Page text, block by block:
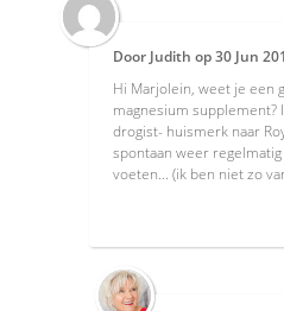
Door Judith op30 Jun
Hi Marjolein, weet je een
magnesium supplement?
drogist- huismerk naar
spontaan weer
voeten... (ik ben niet zo